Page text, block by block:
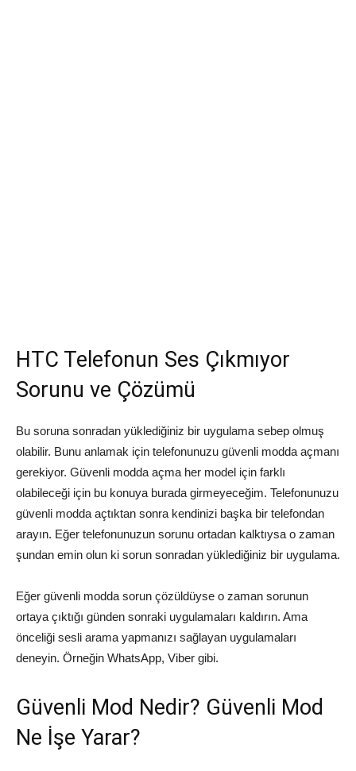
HTC Telefonun Ses Çıkmıyor
Sorunu ve Çözümü
Bu soruna sonradan yüklediğiniz bir uygulama sebep olmuş
olabilir. Bunu anlamak için telefonunuzu güvenli modda açmanı
gerekiyor. Güvenli modda açma her model için farklı
olabileceği için bu konuya burada girmeyeceğim. Telefonunuzu
güvenli modda açtıktan sonra kendinizi başka bir telefondan
arayın. Eğer telefonunuzun sorunu ortadan kalktıysa o zaman
şundan emin olun ki sorun sonradan yüklediğiniz bir uygulama.
Eğer güvenli modda sorun çözüldüyse o zaman sorunun
ortaya çıktığı günden sonraki uygulamaları kaldırın. Ama
önceliği sesli arama yapmanızı sağlayan uygulamaları
deneyin. Örneğin WhatsApp, Viber gibi.
Güvenli Mod Nedir? Güvenli Mod
Ne İşe Yarar?